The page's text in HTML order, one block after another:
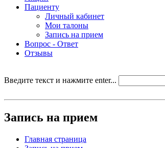
Пациенту
Личный кабинет
Мои талоны
Запись на прием
Вопрос - Ответ
Отзывы
Введите текст и нажмите enter...
Запись на прием
Главная страница